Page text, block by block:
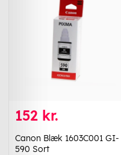
152 kr.
Canon Blæk 1603C001 GI-
590 Sort